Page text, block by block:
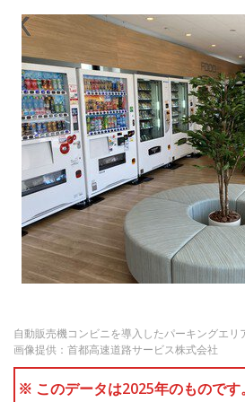
自動販売機コンビニを導入したパーキングエリ
画像提供：首都高速道路サービス株式会社
※ このデータは2025年のものです